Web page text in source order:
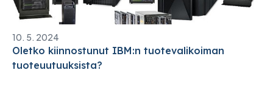
10. 5. 2024
Oletko kiinnostunut IBM:n tuotevalikoiman
tuoteuutuuksista?